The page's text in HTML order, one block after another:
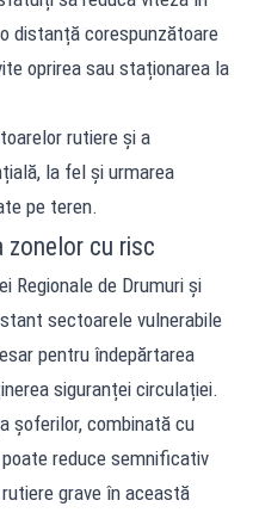
distanță corespunzătoare
oprirea sau staționarea la
rutiere și a
la fel și urmarea
pe teren.
zonelor cu risc
Regionale de Drumuri și
sectoarele vulnerabile
pentru îndepărtarea
siguranței circulației.
șoferilor, combinată cu
reduce semnificativ
grave în această